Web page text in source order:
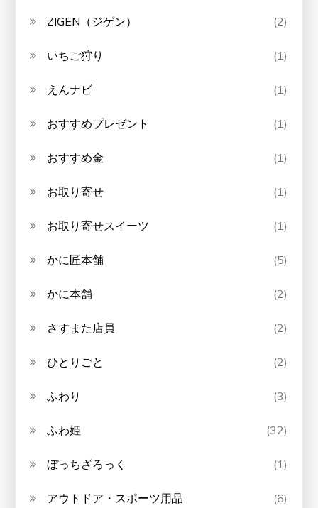
ZIGEN（ジゲン） (2)
いちご狩り (1)
えんナビ (1)
おすすめプレゼント (1)
おすすめ金 (1)
お取り寄せ (1)
お取り寄せスイーツ (1)
かに匠本舗 (5)
かに本舗 (2)
さすまた店員 (2)
ひとりごと (2)
ふわり (3)
ふわ姫 (32)
ぼっちざろっく (1)
アウトドア・スポーツ用品 (6)